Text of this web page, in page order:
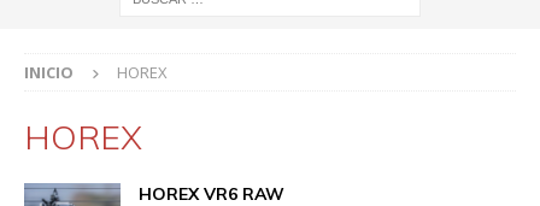
INICIO HOREX
HOREX
HOREX VR6 RAW